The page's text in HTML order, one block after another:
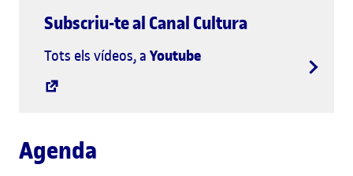
Subscriu-te al Canal Cultura
Tots els vídeos, a Youtube
Agenda